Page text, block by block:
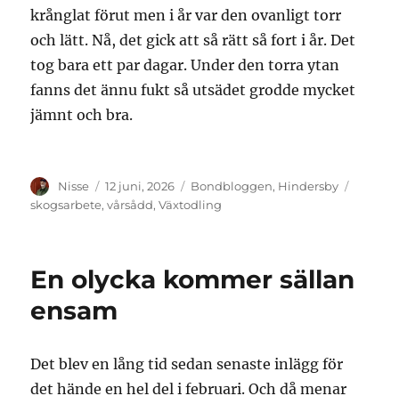
krånglat förut men i år var den ovanligt torr
och lätt. Nå, det gick att så rätt så fort i år. Det
tog bara ett par dagar. Under den torra ytan
fanns det ännu fukt så utsädet grodde mycket
jämnt och bra.
Författare
Nisse
Publicerat
den
12 juni, 2026 Kategorier
Bondbloggen, Hindersby
skogsarbete,vårsådd,Växtodling
En olycka kommer sällan
ensam
Det blev en lång tid sedan senaste inlägg för
det hände en hel del i februari. Och då menar